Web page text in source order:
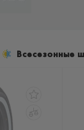
Всесезонные